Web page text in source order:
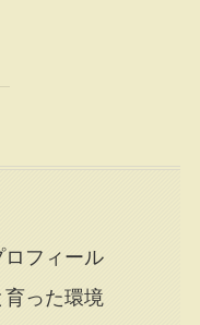
フィール
った環境